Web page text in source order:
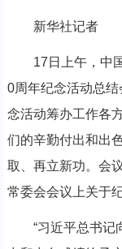
新华社记者
17日上午，中国
0周年纪念活动总
念活动筹办工作各
们的辛勤付出和出
取、再立新功。会
常委会会议上关于
“习近平总书记向